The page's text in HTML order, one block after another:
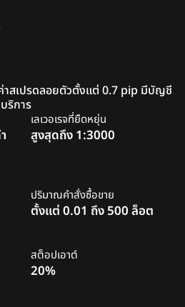
าสเปรดลอยตัวตั้งแต่ 0.7 pip มีบัญชี
ริการ
เลเวอเรจที่ยืดหยุ่น
สูงสุดถึง 1:3000
ปริมาณคำสั่งซื้อขาย
ตั้งแต่ 0.01 ถึง 500 ล็อต
สต็อปเอาต์
20%